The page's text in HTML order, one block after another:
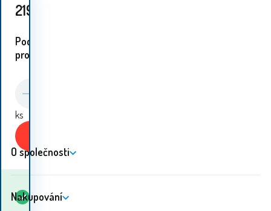
219
Podobné
proudukty:
ks
Skladem
O společnosti
Nakupování